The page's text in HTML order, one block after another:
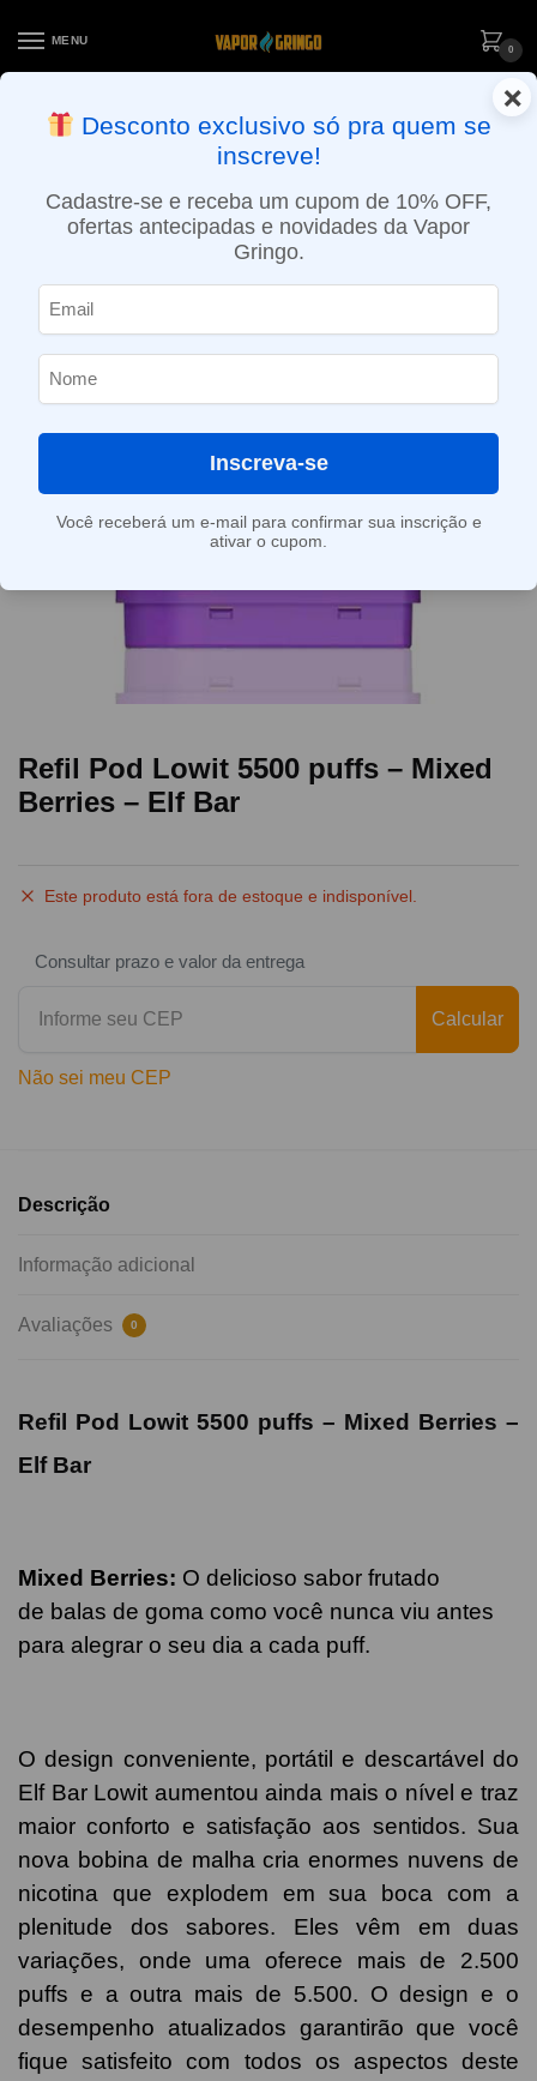
MENU
0
ENTREGA NO MESMO DIA EM SÃO PAULO (SEG A SEX): PEDIDOS
APROVADOS ATÉ 15:30 VIA MOTOBOY
Refil Pod Lowit 5500 puffs – Mixed
Berries – Elf Bar
Este produto está fora de estoque e indisponível.
Consultar prazo e valor da entrega
Calcular
Não sei meu CEP
Descrição
Informação adicional
Avaliações 0
Refil Pod Lowit 5500 puffs – Mixed Berries –
Elf Bar
Mixed Berries: O delicioso sabor frutado
de balas de goma como você nunca viu antes
para alegrar o seu dia a cada puff.
O design conveniente, portátil e descartável do
Elf Bar Lowit aumentou ainda mais o nível e traz
maior conforto e satisfação aos sentidos. Sua
nova bobina de malha cria enormes nuvens de
nicotina que explodem em sua boca com a
plenitude dos sabores. Eles vêm em duas
variações, onde uma oferece mais de 2.500
puffs e a outra mais de 5.500. O design e o
desempenho atualizados garantirão que você
fique satisfeito com todos os aspectos deste
×
Desconto exclusivo só pra quem se
inscreve!
Cadastre-se e receba um cupom de 10% OFF,
ofertas antecipadas e novidades da Vapor
Gringo.
Inscreva-se
Você receberá um e-mail para confirmar sua inscrição e
ativar o cupom.